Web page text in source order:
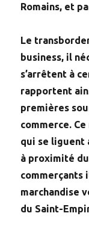
Romains, et
Le
business, il
s’arrêtent à
rapportent
premières
commerce. Ce
qui se liguent
à proximité
commerçants
marchandise
du Saint-